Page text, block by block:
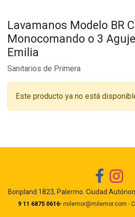
Lavamanos Modelo BR
Monocomando o 3
Emilia
Sanitarios de Primera
Este producto ya no está
Bonpland 1823, Palermo. Ciudad
9 11 6875 0616• milemor@milemor.com -